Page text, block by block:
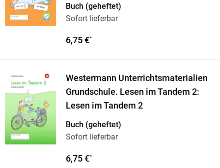
Buch (geheftet)
Sofort lieferbar
6,75 €*
Westermann Unterrichtsmaterialien
Grundschule. Lesen im Tandem 2:
Lesen im Tandem 2
Buch (geheftet)
Sofort lieferbar
6,75 €*